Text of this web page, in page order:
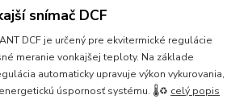
snímač DCF
DCF je určený pre ekvitermické regulácie
meranie vonkajšej teploty. Na základe
automaticky upravuje výkon vykurovania,
úspornosť systému. 🌡️♻️ celý popis